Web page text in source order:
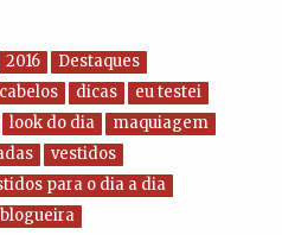
2016
Destaques
cabelos dicas
eu testei
look do dia
maquiagem
vestidos
para o dia a dia